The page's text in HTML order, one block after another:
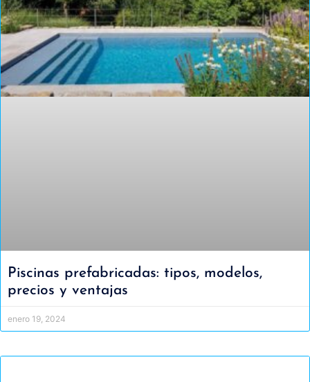
Piscinas prefabricadas: tipos, modelos,
precios y ventajas
enero 19, 2024